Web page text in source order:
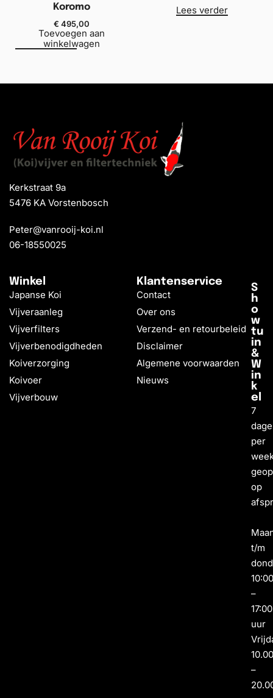
Koromo
€ 495,00
Toevoegen aan
winkelwagen
Lees verder
Kerkstraat 9a
5476 KA Vorstenbosch
Peter@vanrooij-koi.nl
06-18550025
Winkel
Japanse Koi
Vijveraanleg
Vijverfilters
Vijverbenodigdheden
Koiverzorging
Koivoer
Vijverbouw
Klantenservice
Contact
Over ons
Verzend- en retourbeleid
Disclaimer
Algemene voorwaarden
Nieuws
S
h
o
w
tu
in
&
W
in
k
el
7
per
op
t/m
–
17:00
uur
–